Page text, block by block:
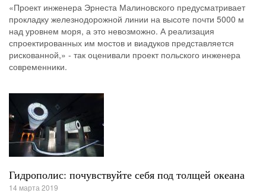
«Проект инженера Эрнеста Малиновского предусматривает
прокладку железнодорожной линии на высоте почти 5000 м
над уровнем моря, а это невозможно. А реализация
спроектированных им мостов и виадуков представляется
рискованной,» - так оценивали проект польского инженера
современники.
Гидрополис: почувствуйте себя под толщей океана
14 марта 2019